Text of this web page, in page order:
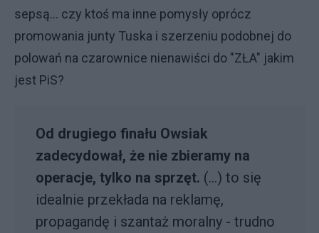
sepsą... czy ktoś ma inne pomysły oprócz
promowania junty Tuska i szerzeniu podobnej do
polowań na czarownice nienawiści do "ZŁA" jakim
jest PiS?
Od drugiego finału Owsiak
zadecydował, że nie zbieramy na
operacje, tylko na sprzęt. (...) to się
idealnie przekłada na reklamę,
propagandę i szantaż moralny - trudno